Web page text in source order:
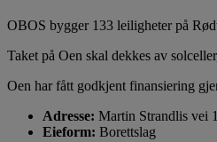
OBOS bygger 133 leiligheter på
Taket på Oen skal dekkes av
Oen har fått godkjent finansiering
Adresse: Martin Strandlis vei
Eieform: Borettslag